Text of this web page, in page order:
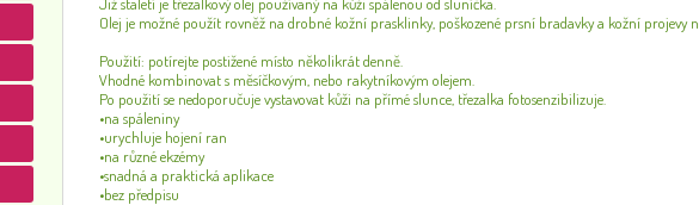
Olej je možné použít rovněž na drobné kožní prasklinky, poškozené prsní bradavky a kožní projevy
Použití: potírejte postižené místo několikrát denně.
Vhodné kombinovat s měsíčkovým, nebo rakytníkovým olejem.
Po použití se nedoporučuje vystavovat kůži na přímé slunce, třezalka fotosenzibilizuje.
•na spáleniny
•urychluje hojení ran
•na různé ekzémy
•snadná a praktická aplikace
•bez předpisu